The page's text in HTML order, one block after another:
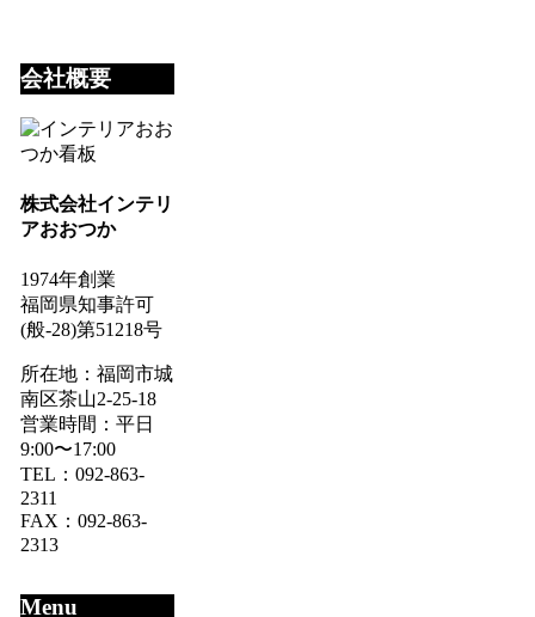
会社概要
株式会社インテリ
アおおつか
1974年創業
福岡県知事許可
(般-28)第51218号
所在地：福岡市城
南区茶山2-25-18
営業時間：平日
9:00〜17:00
TEL：092-863-
2311
FAX：092-863-
2313
Menu